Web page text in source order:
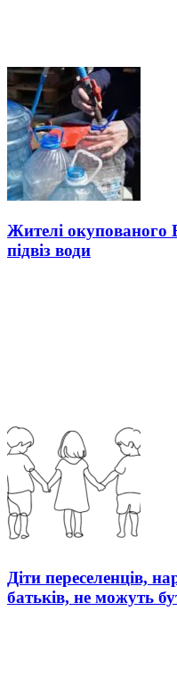
Жителі окупованого
підвіз води
Діти переселенців,
батьків, не можуть